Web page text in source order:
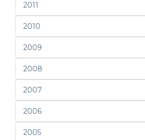
2011
2010
2009
2008
2007
2006
2005